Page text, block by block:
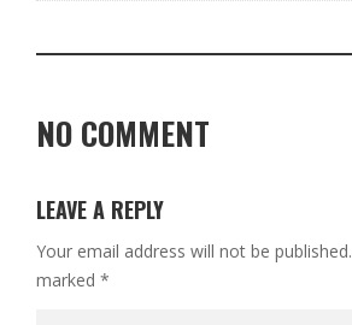
NO COMMENT
LEAVE A REPLY
Your email address will not be published.
marked *